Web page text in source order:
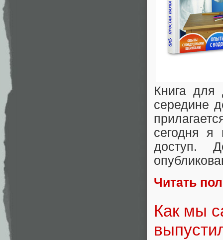
Книга для
середине
сегодня я
доступ.
Читать
Как мы